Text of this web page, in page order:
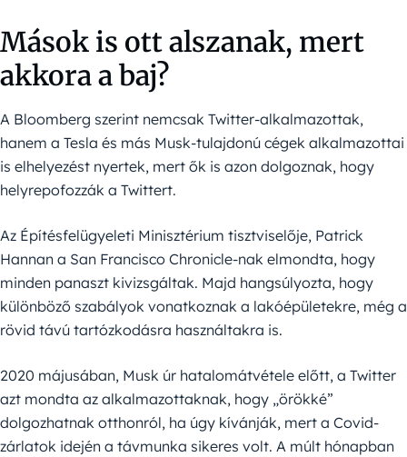
Mások is ott alszanak, mert
akkora a baj?
A Bloomberg szerint nemcsak Twitter-alkalmazottak,
hanem a Tesla és más Musk-tulajdonú cégek alkalmazottai
is elhelyezést nyertek, mert ők is azon dolgoznak, hogy
helyrepofozzák a Twittert.
Az Építésfelügyeleti Minisztérium tisztviselője, Patrick
Hannan a San Francisco Chronicle-nak elmondta, hogy
minden panaszt kivizsgáltak. Majd hangsúlyozta, hogy
különböző szabályok vonatkoznak a lakóépületekre, még a
rövid távú tartózkodásra használtakra is.
2020 májusában, Musk úr hatalomátvétele előtt, a Twitter
azt mondta az alkalmazottaknak, hogy „örökké”
dolgozhatnak otthonról, ha úgy kívánják, mert a Covid-
zárlatok idején a távmunka sikeres volt. A múlt hónapban